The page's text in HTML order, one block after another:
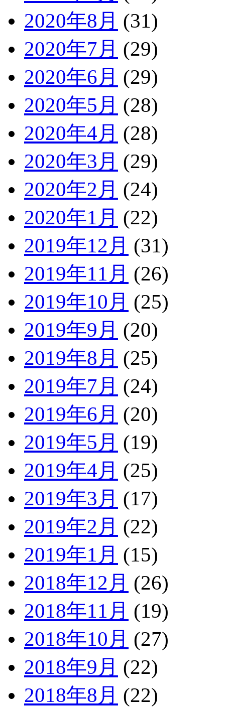
2020年8月 (31)
2020年7月 (29)
2020年6月 (29)
2020年5月 (28)
2020年4月 (28)
2020年3月 (29)
2020年2月 (24)
2020年1月 (22)
2019年12月 (31)
2019年11月 (26)
2019年10月 (25)
2019年9月 (20)
2019年8月 (25)
2019年7月 (24)
2019年6月 (20)
2019年5月 (19)
2019年4月 (25)
2019年3月 (17)
2019年2月 (22)
2019年1月 (15)
2018年12月 (26)
2018年11月 (19)
2018年10月 (27)
2018年9月 (22)
2018年8月 (22)